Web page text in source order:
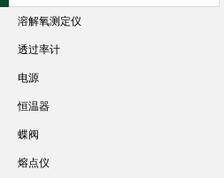
溶解氧测定仪
透过率计
电源
恒温器
蝶阀
熔点仪